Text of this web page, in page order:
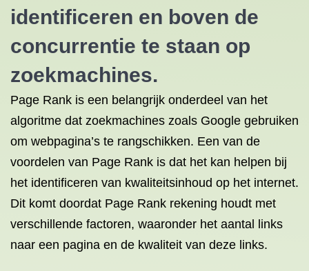
identificeren en boven de
concurrentie te staan op
zoekmachines.
Page Rank is een belangrijk onderdeel van het
algoritme dat zoekmachines zoals Google gebruiken
om webpagina’s te rangschikken. Een van de
voordelen van Page Rank is dat het kan helpen bij
het identificeren van kwaliteitsinhoud op het internet.
Dit komt doordat Page Rank rekening houdt met
verschillende factoren, waaronder het aantal links
naar een pagina en de kwaliteit van deze links.